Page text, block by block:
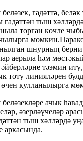
гадәттә,
тыш
торган көчле
шнурның
аерыла һәм
тәэмин
тоту линияләрен
өчен кулланылырга
ачык
әзерләүчеләр
тыш хәлләрдә
аркасында.